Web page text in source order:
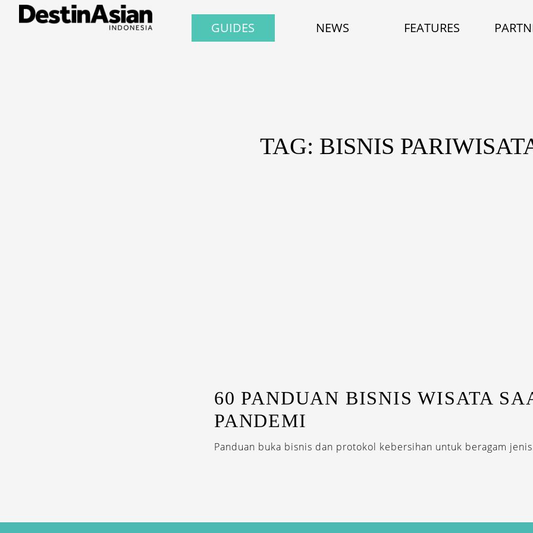
GUIDES NEWS FEATURES
TAG: BISNIS
60 PANDUAN BISNIS WISATA
PANDEMI
Panduan buka bisnis dan protokol kebersihan untuk beragam